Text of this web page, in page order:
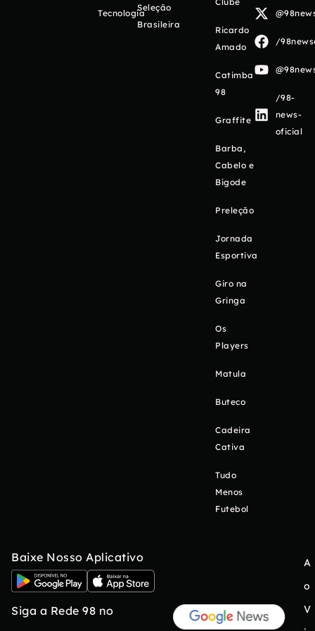
Tecnologia
Seleção
Brasileira
Ricardo
Amado
Catimba
98
Graffite
Barba,
Cabelo e
Bigode
Preleção
Jornada
Esportiva
Giro na
Gringa
Os
Players
Matula
Buteco
Cadeira
Cativa
Tudo
Menos
Futebol
/
/98-
news-
oficial
Baixe Nosso Aplicativo
Siga a Rede 98 no
A
o
V